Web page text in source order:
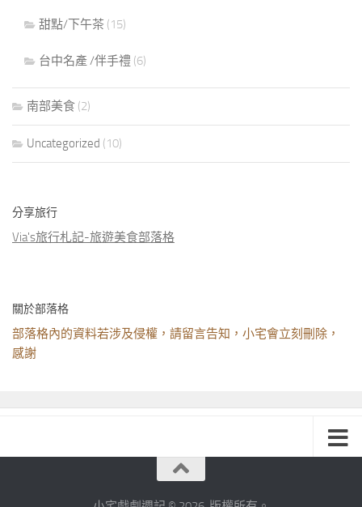
甜點/下午茶 (15)
台中名產 /伴手禮 (6)
南部美食 (2)
Uncategorized (10)
分享旅行
Via's旅行札記-旅遊美食部落格
關於部落格
部落格內的資料若涉及侵權，請留言告知，小宅會立刻刪除，
感謝